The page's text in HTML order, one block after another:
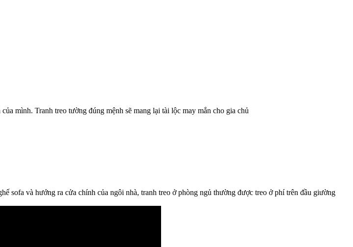
mình. Tranh treo tường đúng mệnh sẽ mang lại tài lộc may mắn cho gia chủ
sofa và hướng ra cửa chính của ngôi nhà, tranh treo ở phòng ngủ thường được treo ở phí trên đầu giường